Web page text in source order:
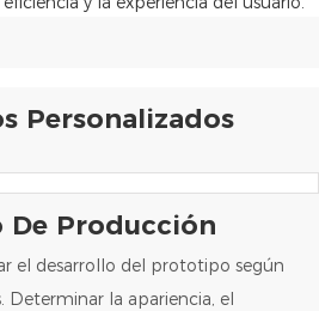
Personalizados
De Producción
el desarrollo del prototipo según
Determinar la apariencia, el